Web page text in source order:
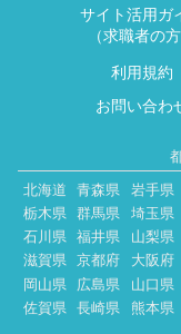
サイト活用ガ
（求職者の方
利用規約
お問い合わ
北海道 青森県 岩手県
栃木県 群馬県 埼玉県
石川県 福井県 山梨県
滋賀県 京都府 大阪府
岡山県 広島県 山口県
佐賀県 長崎県 熊本県